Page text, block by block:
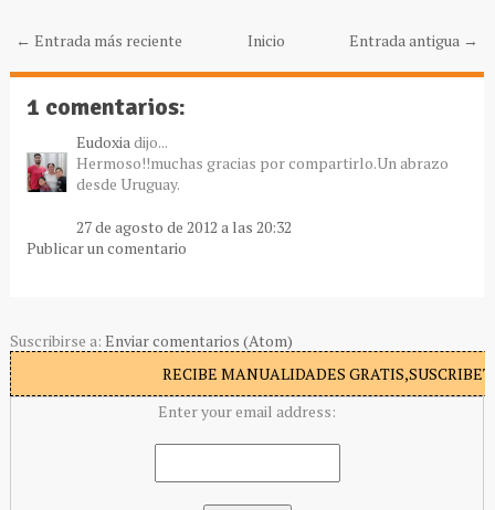
← Entrada más reciente Entrada antigua →
Inicio
1 comentarios:
Eudoxiadijo...
Hermoso!!muchas gracias por compartirlo.Un abrazo
desde Uruguay.
27 de agosto de 2012 a las 20:32
Publicar un comentario
Suscribirse a: Enviar comentarios (Atom)
RECIBE MANUALIDADES
Enter your email address: